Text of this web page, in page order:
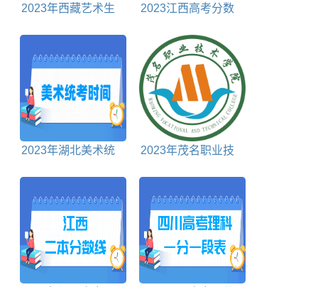
2023年西藏艺术生
2023江西高考分数
2023年湖北美术统
2023年茂名职业技